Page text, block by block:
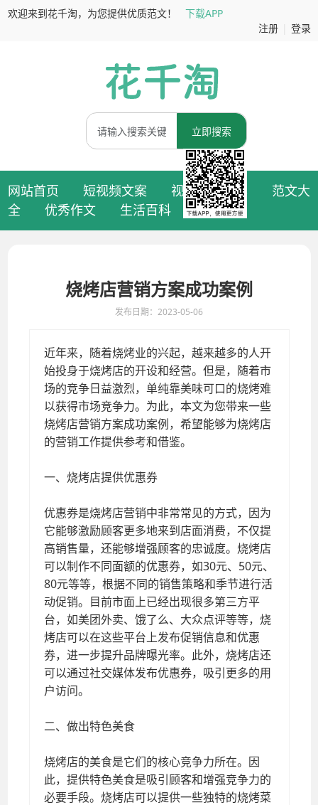
欢迎来到花千淘，为您提供优质范文！
下载APP
注册
登录
立即搜索
网站首页 短视频文案 视频拍摄脚本
范文大
全
优秀作文 生活百科
烧烤店营销方案成功案例
发布日期：2023-05-06